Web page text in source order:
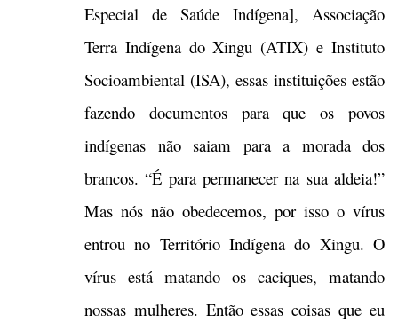
Especial de Saúde Indígena], Associação
Terra Indígena do Xingu (ATIX) e Instituto
Socioambiental (ISA), essas instituições estão
fazendo documentos para que os povos
indígenas não saiam para a morada dos
brancos. “É para permanecer na sua aldeia!”
Mas nós não obedecemos, por isso o vírus
entrou no Território Indígena do Xingu. O
vírus está matando os caciques, matando
nossas mulheres. Então essas coisas que eu